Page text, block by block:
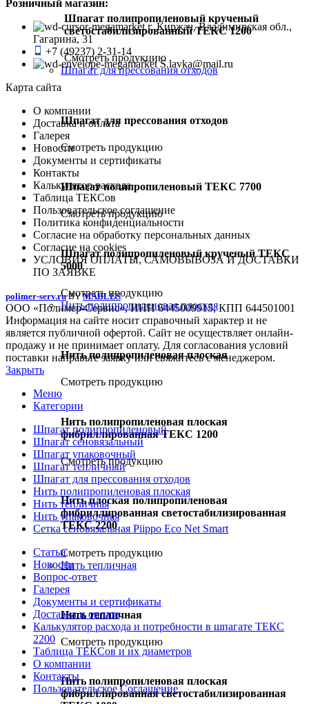
Шпагат полипропиленовый крученый
светостабилизированный ТЕКС 1200
Смотреть продукцию
Шпагат для прессования отходов
Шпагат для прессования отходов
Смотреть продукцию
Шпагат полипропиленовый ТЕКС 7700
Смотреть продукцию
Шпагат полипропиленовый крученый ТЕКС
5000
Смотреть продукцию
Нить полипропиленовая плоская
Нить полипропиленовая плоская
Смотреть продукцию
Нить полипропиленовая плоская
фибриллированная ТЕКС 1200
Смотреть продукцию
Нить плоская полипропиленовая
фибриллированная светостабилизированная
ТЕКС 2200
Смотреть продукцию
Нить тепличная
Нить тепличная
Смотреть продукцию
Нить полипропиленовая плоская
фибриллированная светостабилизированная
Розничный магазин:
г. Киржач, Владимирская обл.,
Гагарина, 31
+7 (49237) 2-31-14
S.lavka@mail.ru
Карта сайта
О компании
Доставка и оплата
Галерея
Новости
Документы и сертификаты
Контакты
Калькулятор расхода
Таблица ТЕКСов
Пользовательское соглашение
Политика конфиденциальности
Согласие на обработку персональных данных
Согласие на cookies
УСЛОВИЯ ОПЛАТЫ, САМОВЫВОЗА И ДОСТАВКИ
ПО ЗАЯВКЕ
polimer-serv.ru BYMABLES.
ООО «Полимер-Сервис», ИНН 6445009915, КПП 644501001
Информация на сайте носит справочный характер и не
является публичной офертой. Сайт не осуществляет онлайн-
продажу и не принимает оплату. Для согласования условий
поставки направьте заявку или свяжитесь с менеджером.
Закрыть
Меню
Категории
Шпагат полипропиленовый
Шпагат сеновязальный
Шпагат упаковочный
Шпагат тепличный
Шпагат для прессования отходов
Нить полипропиленовая плоская
Нить тепличная
Нить упаковочная
Сетка сеновязальная Piippo Eco Net Smart
Статьи
Новости
Вопрос-ответ
Галерея
Документы и сертификаты
Доставка и оплата
Калькулятор расхода и потребности в шпагате ТЕКС
2200
Таблица ТЕКСов и их диаметров
О компании
Контакты
Пользовательское Соглашение